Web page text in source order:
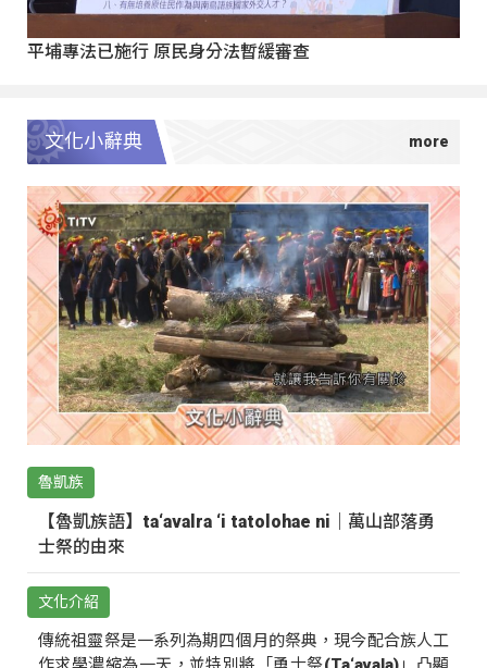
平埔專法已施行 原民身分法暫緩審查
文化小辭典
魯凱族
【魯凱族語】ta‘avalra ‘i tatolohae ni｜萬山部落勇
士祭的由來
文化介紹
傳統祖靈祭是一系列為期四個月的祭典，現今配合族人工